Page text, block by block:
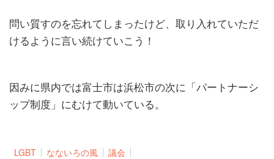
問い質すのを忘れてしまったけど、取り入れていただ
けるように言い続けていこう！
因みに県内では富士市は浜松市の次に「パートナーシ
ップ制度」にむけて動いている。
LGBT なないろの風 議会